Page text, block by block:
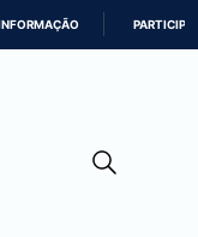
PARTICIPE